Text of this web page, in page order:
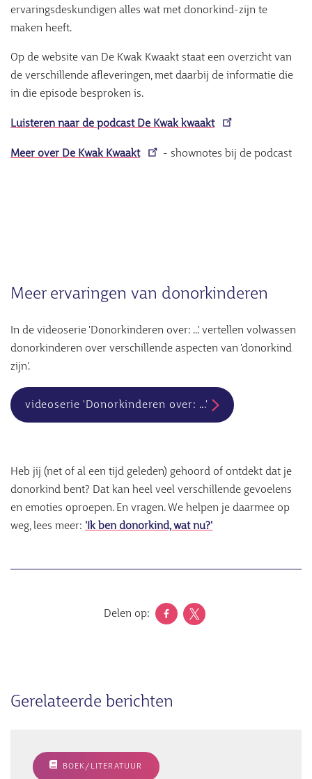
ervaringsdeskundigen alles wat met donorkind-zijn te
maken heeft.
Op de website van De Kwak Kwaakt staat een overzicht van
de verschillende afleveringen, met daarbij de informatie die
in die episode besproken is.
Luisteren naar de podcast De Kwak kwaakt
Meer over De Kwak Kwaakt - shownotes bij de podcast
Meer ervaringen van donorkinderen
In de videoserie 'Donorkinderen over: ...' vertellen volwassen
donorkinderen over verschillende aspecten van 'donorkind
zijn'.
videoserie 'Donorkinderen over: ...'
Heb jij (net of al een tijd geleden) gehoord of ontdekt dat je
donorkind bent? Dat kan heel veel verschillende gevoelens
en emoties oproepen. En vragen. We helpen je daarmee op
weg, lees meer: 'Ik ben donorkind, wat nu?'
Delen op:
Gerelateerde berichten
BOEK/LITERATUUR